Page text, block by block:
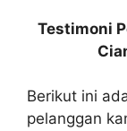
Testimoni
Berikut ini
pelanggan